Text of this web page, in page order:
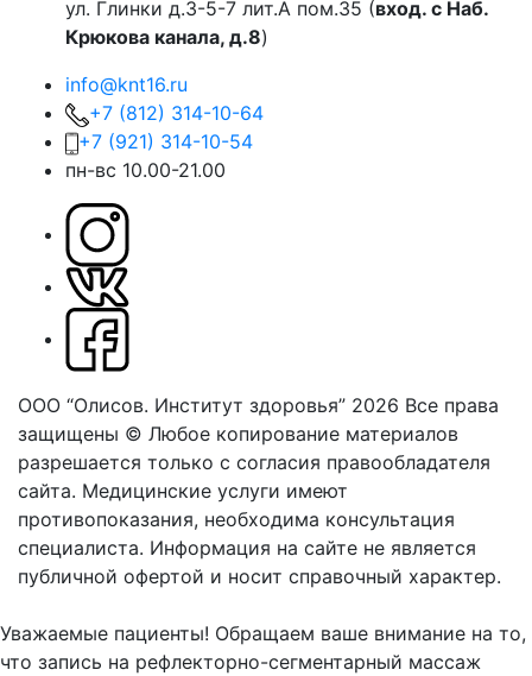
ул. Глинки д.3-5-7 лит.А пом.35 (вход. с Наб.
Крюкова канала, д.8)
info@knt16.ru
+7 (812) 314-10-64
+7 (921) 314-10-54
пн-вс 10.00-21.00
ООО “Олисов. Институт здоровья” 2026 Все права
защищены © Любое копирование материалов
разрешается только с согласия правообладателя
сайта. Медицинские услуги имеют
противопоказания, необходима консультация
специалиста. Информация на сайте не является
публичной офертой и носит справочный характер.
Уважаемые пациенты! Обращаем ваше внимание на то,
что запись на рефлекторно-сегментарный массаж